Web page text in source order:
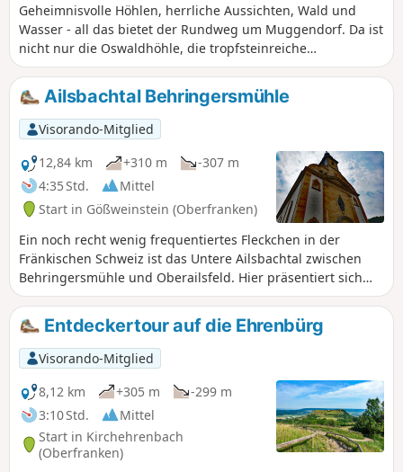
Geheimnisvolle Höhlen, herrliche Aussichten, Wald und
Wasser - all das bietet der Rundweg um Muggendorf. Da ist
nicht nur die Oswaldhöhle, die tropfsteinreiche
Rosenmüllerhöhle, die Versturzhöhle Riesenburg und das
Quackenschloss, sondern auch der Aussichtsturm Hohes
Kreuz auf dem Hohlen Berg und der Adlerstein mit
Panoramablick, sondern auch die Wiesent und die Aufseß
mit ihren idyllischen Tälern. Bitte nehmt unbedingt eine
Taschenlampe für die vielen Höhlen mit!
Ailsbachtal Behringersmühle
Visorando-Mitglied
12,84 km
+310 m
-307 m
4:35 Std.
Mittel
Start in Gößweinstein (Oberfranken)
Ein noch recht wenig frequentiertes Fleckchen in der
Fränkischen Schweiz ist das Untere Ailsbachtal zwischen
Behringersmühle und Oberailsfeld. Hier präsentiert sich
die Natur von ihrer idyllischen Seite. Vorbei an feuchten
Uferzonen, in denen im Mai der Frauenschuh blüht, führt
der Rundweg zu kleineren Felsformationen im Wald über
dem Ailsbach, über Felder und Trockenhänge zur
Konstantinengrotte, die schon seit mehr als 100 Jahren für
Feste genutzt wird.
Entdeckertour auf die Ehrenbürg
Visorando-Mitglied
8,12 km
+305 m
-299 m
3:10 Std.
Mittel
Start in Kirchehrenbach
(Oberfranken)